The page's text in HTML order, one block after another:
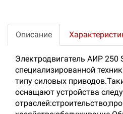
Описание
Электродвигатель АИР 250
специализированной
типу силовых
оснащают устройства